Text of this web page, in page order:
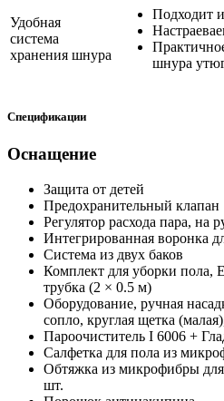
Удобная
система
хранения шнура
Подходит
шнура
Спецификации
Оснащение
Защита от детей
Предохранительный клапан
Регулятор расхода пара, на
Интегрированная воронка
Система из двух баков
Комплект для уборки пола,
трубка (2 × 0.5 м)
Оборудование, ручная
сопло, круглая щетка
Пароочиститель I 6006 +
Салфетка для пола из
Обтяжка из микрофибры
шт.